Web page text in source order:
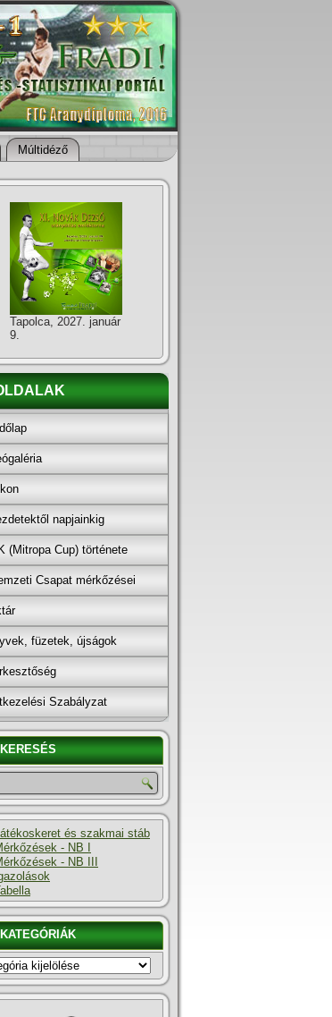
Múltidéző
Tapolca, 2027. január
9.
napjainkig
(Mitropa Cup) története
Csapat mérkőzései
füzetek, újságok
Szabályzat
KERESÉS
és szakmai stáb
- NB I
- NB III
KATEGÓRIÁK